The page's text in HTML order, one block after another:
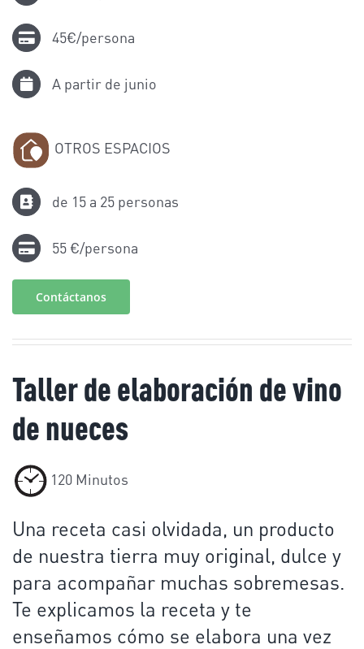
45€/persona
A partir de junio
OTROS ESPACIOS
de 15 a 25 personas
55 €/persona
Contáctanos
Taller de elaboración de vino
de nueces
120 Minutos
Una receta casi olvidada, un producto
de nuestra tierra muy original, dulce y
para acompañar muchas sobremesas.
Te explicamos la receta y te
enseñamos cómo se elabora una vez